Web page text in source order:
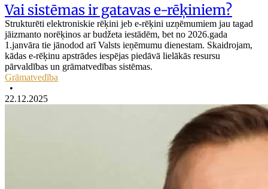
Vai sistēmas ir gatavas e-rēķiniem?
Strukturēti elektroniskie rēķini jeb e-rēķini uzņēmumiem jau tagad
jāizmanto norēķinos ar budžeta iestādēm, bet no 2026.gada
1.janvāra tie jānodod arī Valsts ieņēmumu dienestam. Skaidrojam,
kādas e-rēķinu apstrādes iespējas piedāvā lielākās resursu
pārvaldības un grāmatvedības sistēmas.
Grāmatvedība
•
22.12.2025